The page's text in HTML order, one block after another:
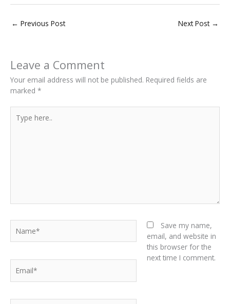
← Previous Post Next Post →
Leave a Comment
Your email address will not be published. Required fields are
marked *
here..
Save my name,
email, and website in
this browser for the
next time I comment.